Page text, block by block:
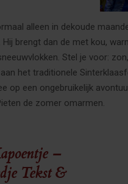
alleen in dekoude
Hij brengt dan de met kou,
Stel je voor:
het traditionele
op een ongebruikelijk
de zomer omarmen.
–
Tekst &